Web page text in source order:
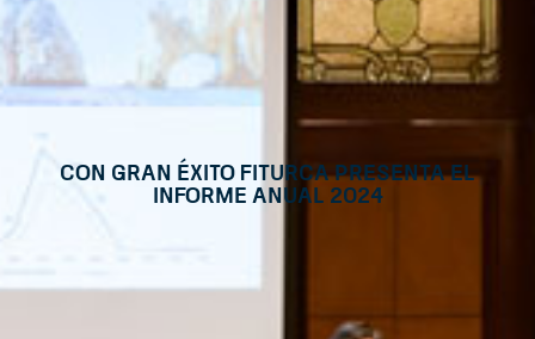
Con gran éxito FITURCA presenta el
informe anual 2024